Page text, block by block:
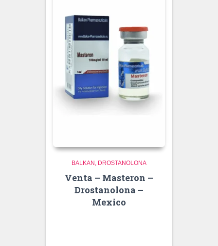
BALKAN DROSTANOLONA
Venta – Masteron –
Drostanolona –
Mexico